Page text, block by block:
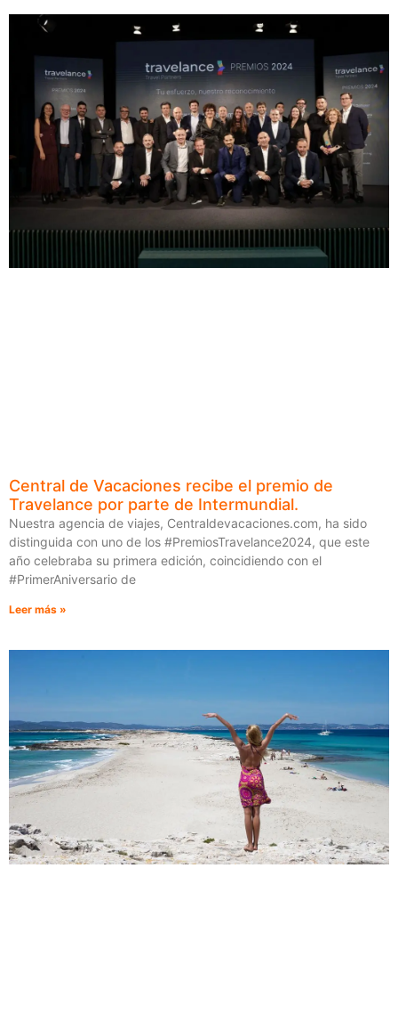
Central de Vacaciones recibe el premio de
Travelance por parte de Intermundial.
Nuestra agencia de viajes, Centraldevacaciones.com, ha sido
distinguida con uno de los #PremiosTravelance2024, que este
año celebraba su primera edición, coincidiendo con el
#PrimerAniversario de
Leer más »